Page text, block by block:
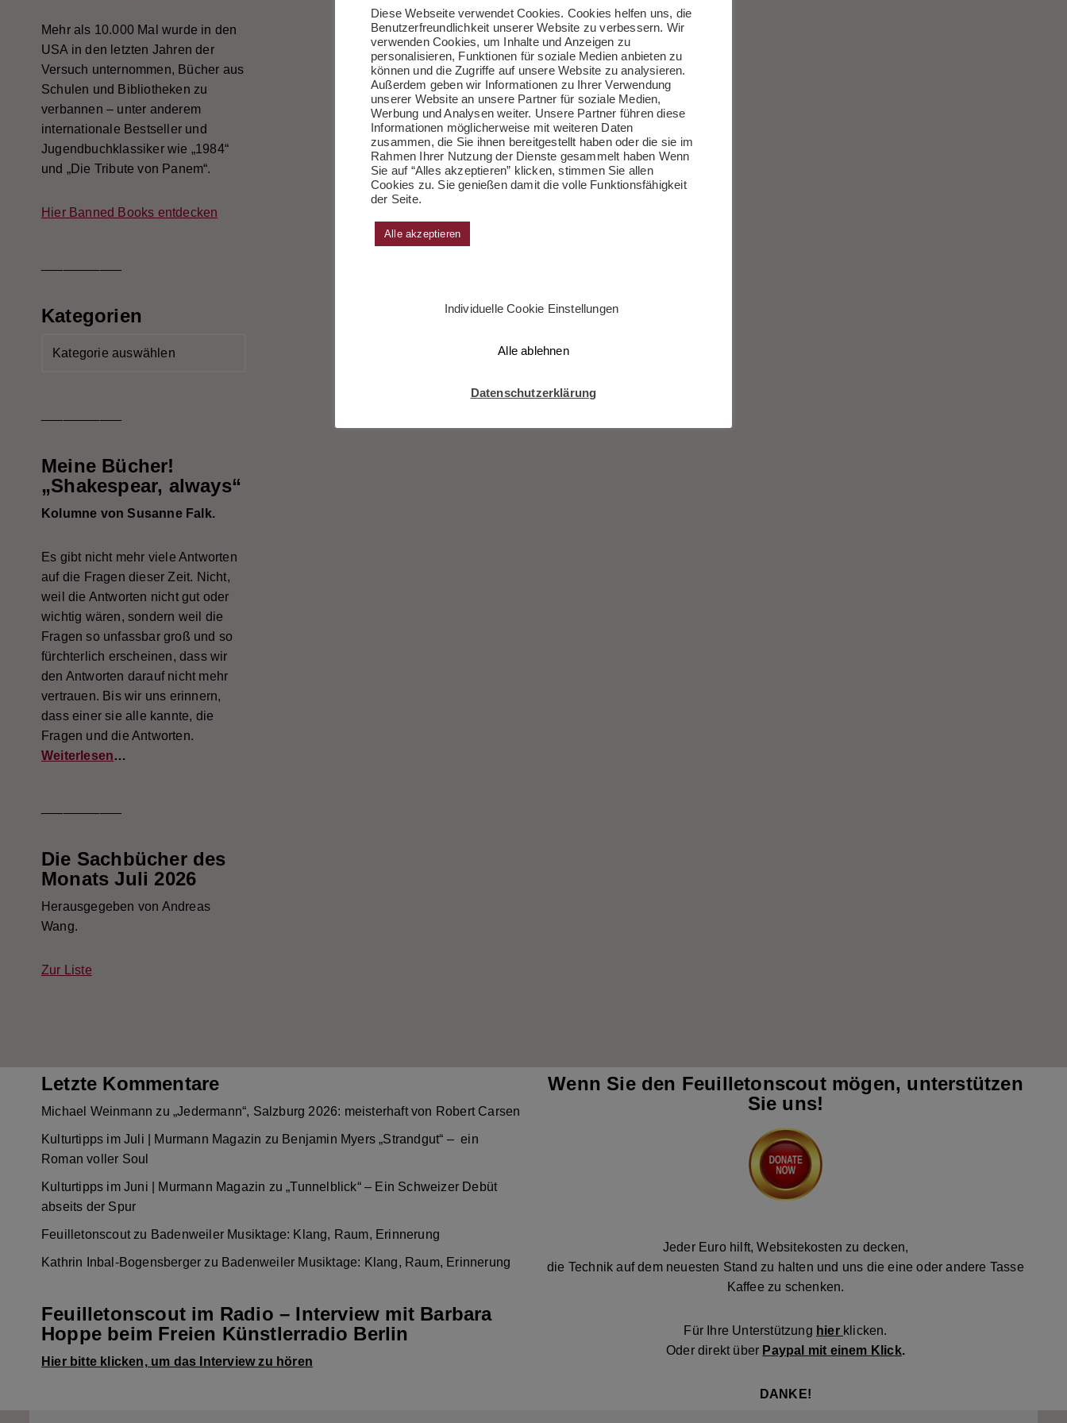
Mehr als 10.000 Mal wurde in den
USA in den letzten Jahren der
Versuch unternommen, Bücher aus
Schulen und Bibliotheken zu
verbannen – unter anderem
internationale Bestseller und
Jugendbuchklassiker wie „1984“
und „Die Tribute von Panem“.
Hier Banned Books entdecken
Kategorien
Meine Bücher!
„Shakespear, always“
Kolumne von Susanne Falk.
Es gibt nicht mehr viele Antworten
auf die Fragen dieser Zeit. Nicht,
weil die Antworten nicht gut oder
wichtig wären, sondern weil die
Fragen so unfassbar groß und so
fürchterlich erscheinen, dass wir
den Antworten darauf nicht mehr
vertrauen. Bis wir uns erinnern,
dass einer sie alle kannte, die
Fragen und die Antworten.
Weiterlesen…
Die Sachbücher des
Monats Juli 2026
Herausgegeben von Andreas
Wang.
Zur Liste
Letzte Kommentare
Michael Weinmann zu„Jedermann“, Salzburg 2026: meisterhaft von Robert Carsen
Kulturtipps im Juli | Murmann Magazin zu Benjamin Myers „Strandgut“ – ein
Roman voller Soul
Kulturtipps im Juni | Murmann Magazin zu„Tunnelblick“ – Ein Schweizer Debüt
abseits der Spur
Feuilletonscoutzu Badenweiler Musiktage: Klang, Raum, Erinnerung
Kathrin Inbal-Bogensberger zu Badenweiler Musiktage: Klang, Raum, Erinnerung
Feuilletonscout im Radio – Interview mit Barbara
Hoppe beim Freien Künstlerradio Berlin
Hier bitte klicken, um das Interview zu hören
Wenn Sie den Feuilletonscout mögen, unterstützen
Sie uns!
Jeder Euro hilft, Websitekosten zu decken,
die Technik auf dem neuesten Stand zu halten und uns die eine oder andere Tasse
Kaffee zu schenken.
Für Ihre Unterstützung hier klicken.
Oder direkt über Paypal mit einem Klick.
DANKE!
Diese Webseite verwendet Cookies. Cookies helfen uns, die
Benutzerfreundlichkeit unserer Website zu verbessern. Wir
verwenden Cookies, um Inhalte und Anzeigen zu
personalisieren, Funktionen für soziale Medien anbieten zu
können und die Zugriffe auf unsere Website zu analysieren.
Außerdem geben wir Informationen zu Ihrer Verwendung
unserer Website an unsere Partner für soziale Medien,
Werbung und Analysen weiter. Unsere Partner führen diese
Informationen möglicherweise mit weiteren Daten
zusammen, die Sie ihnen bereitgestellt haben oder die sie im
Rahmen Ihrer Nutzung der Dienste gesammelt haben Wenn
Sie auf “Alles akzeptieren” klicken, stimmen Sie allen
Cookies zu. Sie genießen damit die volle Funktionsfähigkeit
der Seite.
Alle akzeptieren
Individuelle Cookie Einstellungen
Alle ablehnen
Datenschutzerklärung